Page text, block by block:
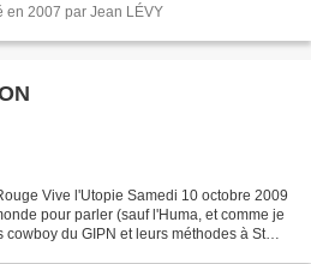
en 2007 par Jean LÉVY
Vive l'Utopie Samedi 10 octobre 2009
pour parler (sauf l'Huma, et comme je
du GIPN et leurs méthodes à St